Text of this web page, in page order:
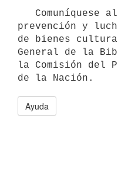
prevención y
de bienes
General de la
la Comisión del
Ayuda